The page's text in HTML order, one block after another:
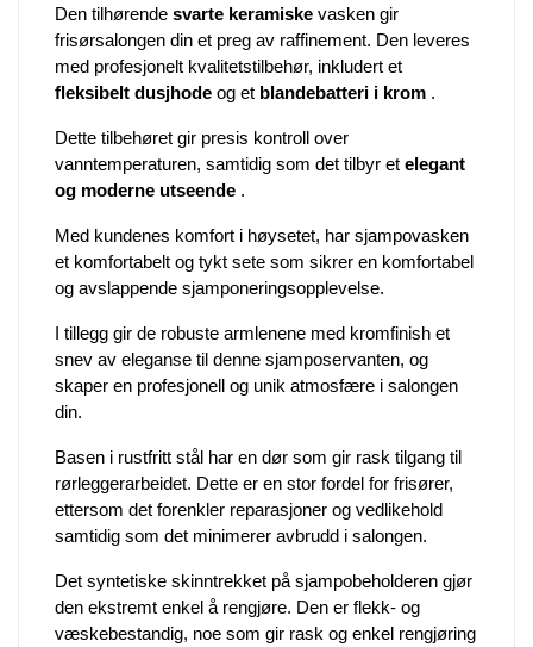
Den tilhørende svarte keramiske vasken gir
frisørsalongen din et preg av raffinement. Den leveres
med profesjonelt kvalitetstilbehør, inkludert et
fleksibelt dusjhode og et blandebatteri i krom .
Dette tilbehøret gir presis kontroll over
vanntemperaturen, samtidig som det tilbyr et elegant
og moderne utseende .
Med kundenes komfort i høysetet, har sjampovasken
et komfortabelt og tykt sete som sikrer en komfortabel
og avslappende sjamponeringsopplevelse.
I tillegg gir de robuste armlenene med kromfinish et
snev av eleganse til denne sjamposervanten, og
skaper en profesjonell og unik atmosfære i salongen
din.
Basen i rustfritt stål har en dør som gir rask tilgang til
rørleggerarbeidet. Dette er en stor fordel for frisører,
ettersom det forenkler reparasjoner og vedlikehold
samtidig som det minimerer avbrudd i salongen.
Det syntetiske skinntrekket på sjampobeholderen gjør
den ekstremt enkel å rengjøre. Den er flekk- og
væskebestandig, noe som gir rask og enkel rengjøring